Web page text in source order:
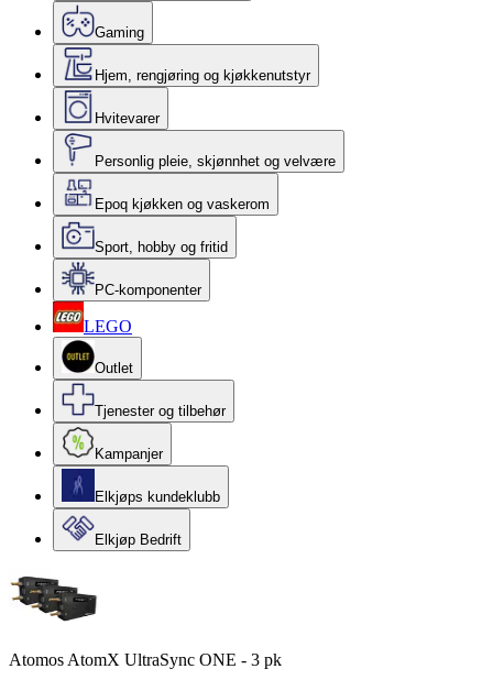
Gaming
Hjem, rengjøring og kjøkkenutstyr
Hvitevarer
Personlig pleie, skjønnhet og velvære
Epoq kjøkken og vaskerom
Sport, hobby og fritid
PC-komponenter
LEGO
Outlet
Tjenester og tilbehør
Kampanjer
Elkjøps kundeklubb
Elkjøp Bedrift
Atomos AtomX UltraSync ONE - 3 pk